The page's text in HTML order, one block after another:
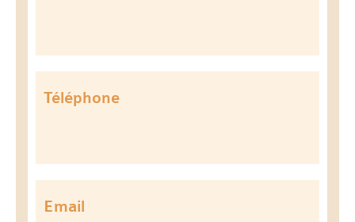
Téléphone
Email